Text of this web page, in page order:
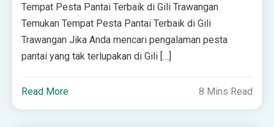
Tempat Pesta Pantai Terbaik di Gili Trawangan
Temukan Tempat Pesta Pantai Terbaik di Gili
Trawangan Jika Anda mencari pengalaman pesta
pantai yang tak terlupakan di Gili […]
Read More 8 Mins Read